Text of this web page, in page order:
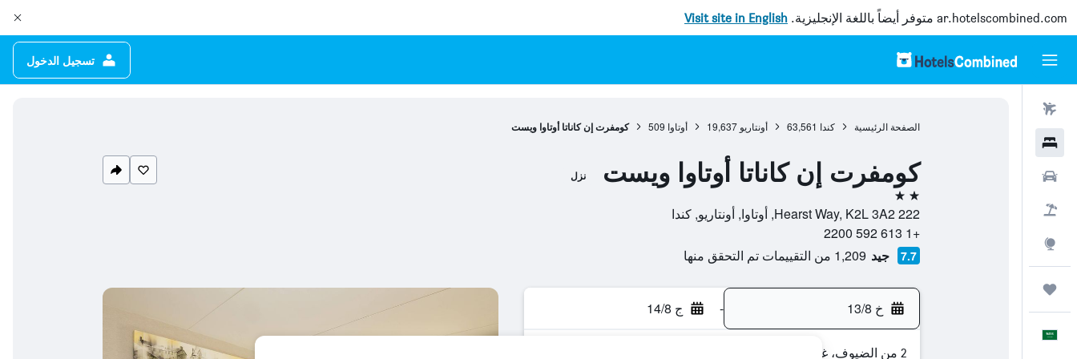
ar.hotelscombined.com متوفر أيضاً باللغة الإنجليزية. Visit site in English
تسجيل الدخول
الصفحة الرئيسية كندا 63,561 أونتاريو 19,637 أوتاوا 509 كومفرت إن كاناتا أوتاوا ويست
كومفرت إن كاناتا أوتاوا ويست نزل
2 نجمتين
222 Hearst Way, K2L 3A2, أوتاوا, أونتاريو, كندا
+1 613 592 2200
7.7 جيد 1,209 من التقييمات تم التحقق منها
خ 13/8 - ج 14/8
2 من الضيوف، غرفة واحدة